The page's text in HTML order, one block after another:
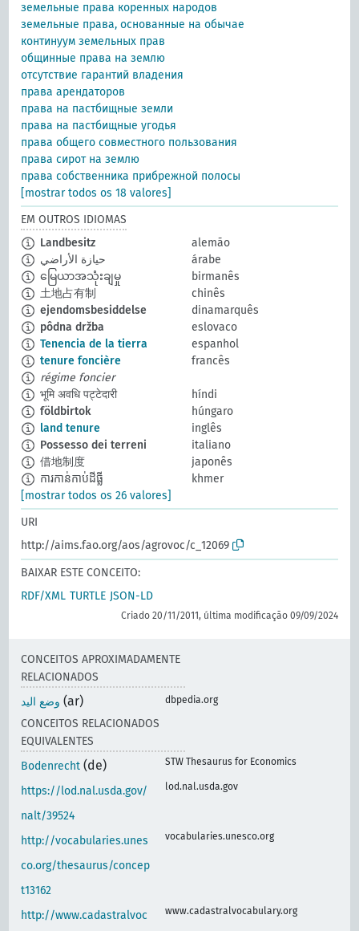
земельные права коренных народов
земельные права, основанные на обычае
континуум земельных прав
общинные права на землю
отсутствие гарантий владения
права арендаторов
права на пастбищные земли
права на пастбищные угодья
права общего совместного пользования
права сирот на землю
права собственника прибрежной полосы
[mostrar todos os 18 valores]
EM OUTROS IDIOMAS
Landbesitz
alemão
حيازة الأراضي
árabe
မြေယာအသုံးချမှု
birmanês
土地占有制
chinês
ejendomsbesiddelse
dinamarquês
pôdna držba
eslovaco
Tenencia de la tierra
espanhol
tenure foncière
francês
régime foncier
भूमि अवधि पट्टेदारी
híndi
földbirtok
húngaro
land tenure
inglês
Possesso dei terreni
italiano
借地制度
japonês
ការកាន់កាប់ដីធ្លី
khmer
[mostrar todos os 26 valores]
URI
http://aims.fao.org/aos/agrovoc/c_12069
BAIXAR ESTE CONCEITO:
RDF/XML TURTLE JSON-LD
Criado 20/11/2011, última modificação 09/09/2024
CONCEITOS APROXIMADAMENTE
RELACIONADOS
وضع اليد (ar) dbpedia.org
CONCEITOS RELACIONADOS
EQUIVALENTES
Bodenrecht (de) STW Thesaurus for Economics
https://lod.nal.usda.gov/
nalt/39524
lod.nal.usda.gov
http://vocabularies.unes
co.org/thesaurus/concep
t13162
vocabularies.unesco.org
http://www.cadastralvoc www.cadastralvocabulary.org